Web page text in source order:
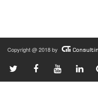
Copyright @ 2018 by